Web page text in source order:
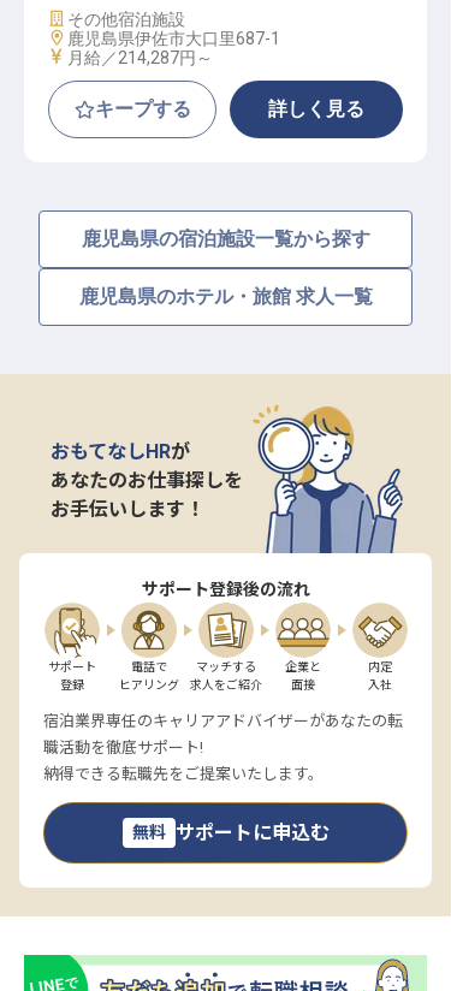
施設業態
その他宿泊施設
勤務地
鹿児島県伊佐市大口里687-1
給与
月給／214,287円～
キープする 詳しく見る
鹿児島県の宿泊施設一覧から探す
鹿児島県のホテル・旅館 求人一覧
おもてなしHRが
あなたのお仕事探しを
お手伝いします！
サポート登録後の流れ
サポート
登録
電話で
ヒアリング
マッチする
求人をご紹介
企業と
面接
内定
入社
宿泊業界専任のキャリアアドバイザーがあなたの転
職活動を徹底サポート!
納得できる転職先をご提案いたします。
無料 サポートに申込む